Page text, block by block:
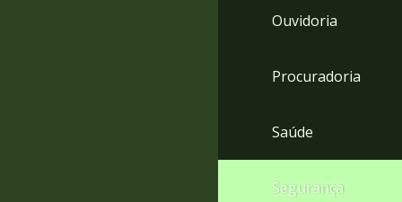
Ouvidoria
Procuradoria
Saúde
Segurança